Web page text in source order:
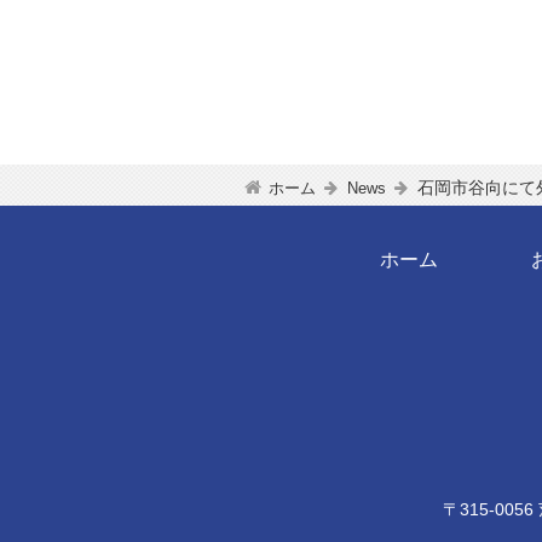
ホーム News 石岡市谷向にて
ホーム
〒315-0056